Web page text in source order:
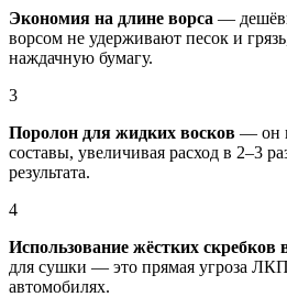
Экономия на длине ворса —
ворсом не удерживают песок и
наждачную бумагу.
3
Поролон для жидких восков — он
составы, увеличивая расход в 2–3
результата.
4
Использование жёстких
для сушки — это прямая угроза
автомобилях.